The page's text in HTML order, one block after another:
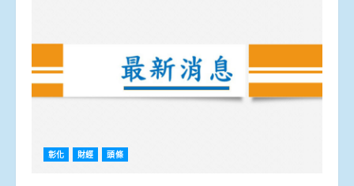
彰化 財經 頭條